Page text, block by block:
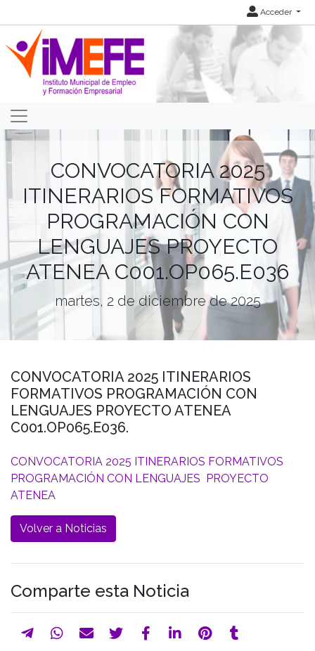
Acceder
CONVOCATORIA 2025
ITINERARIOS FORMATIVOS
PROGRAMACIÓN CON
LENGUAJES PROYECTO
ATENEA C001.OP065.E036
martes, 2 de diciembre de 2025
CONVOCATORIA 2025 ITINERARIOS
FORMATIVOS PROGRAMACIÓN CON
LENGUAJES PROYECTO ATENEA
C001.OP065.E036.
CONVOCATORIA 2025 ITINERARIOS FORMATIVOS
PROGRAMACIÓN CON LENGUAJES PROYECTO
ATENEA
Volver a Noticias
Comparte esta Noticia